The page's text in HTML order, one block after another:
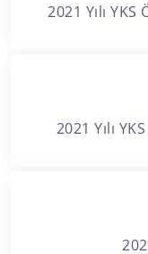
2021 Yılı
2021 Yılı